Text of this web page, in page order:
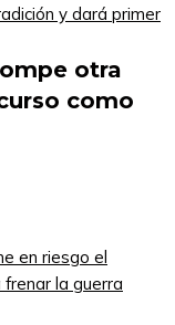
otra
como
en riesgo el
la guerra